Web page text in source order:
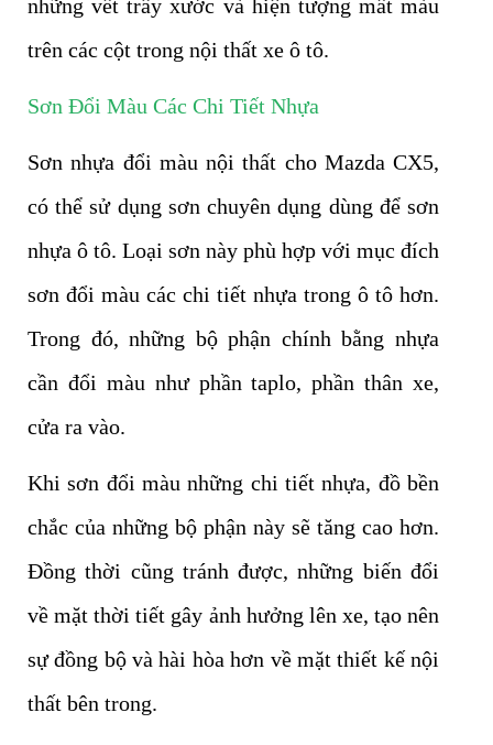
những vết trầy xước và hiện tượng mất màu
trên các cột trong nội thất xe ô tô.
Sơn Đổi Màu Các Chi Tiết Nhựa
Sơn nhựa đổi màu nội thất cho Mazda CX5,
có thể sử dụng sơn chuyên dụng dùng để sơn
nhựa ô tô. Loại sơn này phù hợp với mục đích
sơn đổi màu các chi tiết nhựa trong ô tô hơn.
Trong đó, những bộ phận chính bằng nhựa
cần đổi màu như phần taplo, phần thân xe,
cửa ra vào.
Khi sơn đổi màu những chi tiết nhựa, đồ bền
chắc của những bộ phận này sẽ tăng cao hơn.
Đồng thời cũng tránh được, những biến đổi
về mặt thời tiết gây ảnh hưởng lên xe, tạo nên
sự đồng bộ và hài hòa hơn về mặt thiết kế nội
thất bên trong.